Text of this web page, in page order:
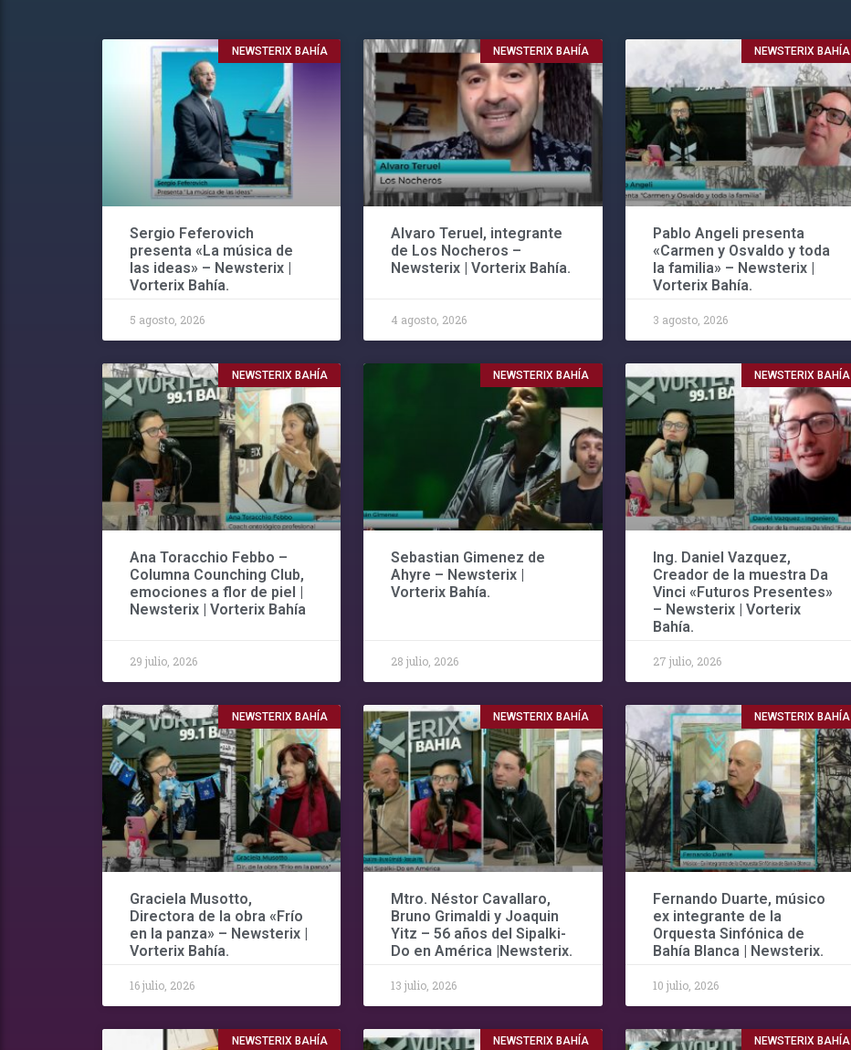
NEWSTERIX BAHÍA
Sergio Feferovich
presenta «La música de
las ideas» – Newsterix |
Vorterix Bahía.
5 agosto, 2026
NEWSTERIX BAHÍA
Alvaro Teruel, integrante
de Los Nocheros –
Newsterix | Vorterix Bahía.
4 agosto, 2026
NEWSTERIX BAHÍA
Pablo Angeli presenta
«Carmen y Osvaldo y toda
la familia» – Newsterix |
Vorterix Bahía.
3 agosto, 2026
NEWSTERIX BAHÍA
Ana Toracchio Febbo –
Columna Counching Club,
emociones a flor de piel |
Newsterix | Vorterix Bahía
29 julio, 2026
NEWSTERIX BAHÍA
Sebastian Gimenez de
Ahyre – Newsterix |
Vorterix Bahía.
28 julio, 2026
NEWSTERIX BAHÍA
Ing. Daniel Vazquez,
Creador de la muestra Da
Vinci «Futuros Presentes»
– Newsterix | Vorterix
Bahía.
27 julio, 2026
NEWSTERIX BAHÍA
Graciela Musotto,
Directora de la obra «Frío
en la panza» – Newsterix |
Vorterix Bahía.
16 julio, 2026
NEWSTERIX BAHÍA
Mtro. Néstor Cavallaro,
Bruno Grimaldi y Joaquin
Yitz – 56 años del Sipalki-
Do en América |Newsterix.
13 julio, 2026
NEWSTERIX BAHÍA
Fernando Duarte, músico
ex integrante de la
Orquesta Sinfónica de
Bahía Blanca | Newsterix.
10 julio, 2026
NEWSTERIX BAHÍA NEWSTERIX BAHÍA NEWSTERIX BAHÍA